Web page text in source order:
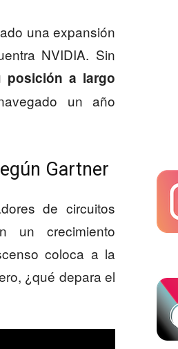
una expansión
NVIDIA. Sin
posición a largo
un año
Gartner
de circuitos
un crecimiento
coloca a la
¿qué depara el